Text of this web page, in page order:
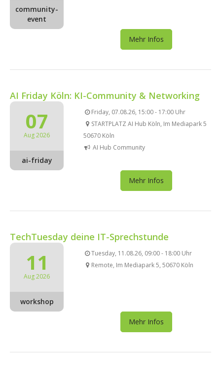
community-
event
Mehr Infos
AI Friday Köln: KI-Community & Networking
07
Aug 2026
ai-friday
Friday, 07.08.26, 15:00 - 17:00 Uhr
STARTPLATZ AI Hub Köln, Im Mediapark 5
50670 Köln
AI Hub Community
Mehr Infos
TechTuesday deine IT-Sprechstunde
11
Aug 2026
workshop
Tuesday, 11.08.26, 09:00 - 18:00 Uhr
Remote, Im Mediapark 5, 50670 Köln
Mehr Infos